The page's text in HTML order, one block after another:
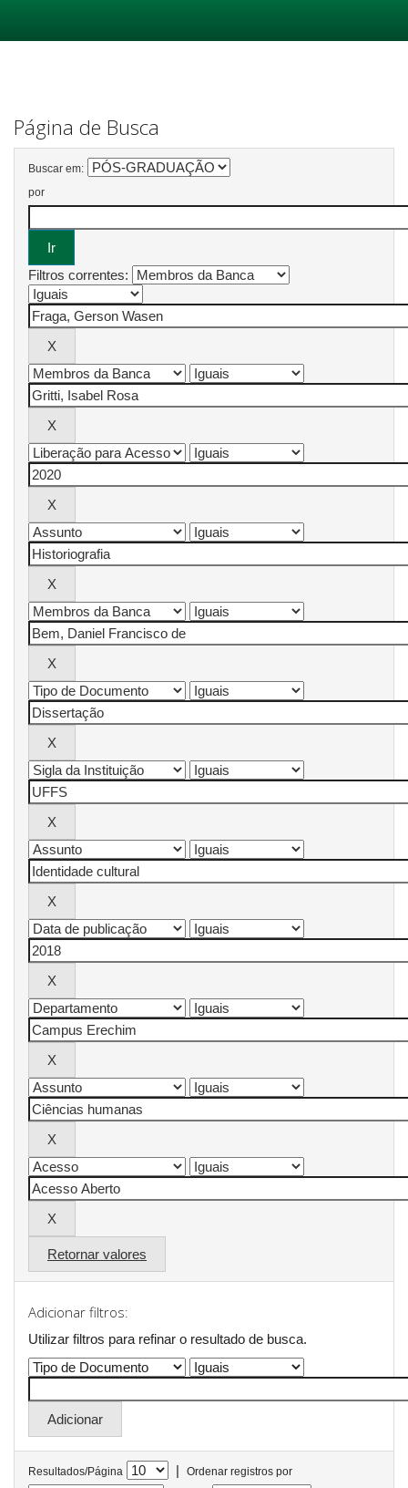
Página de Busca
Buscar em:
por
Filtros correntes:
Retornar valores
Adicionar filtros:
Utilizar filtros para refinar o resultado de busca.
Resultados/Página |
Ordenar registros por